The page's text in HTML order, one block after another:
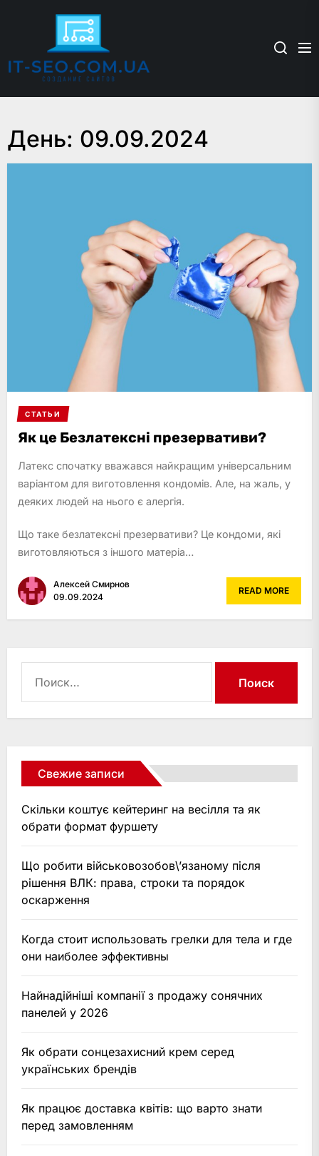
content
День: 09.09.2024
СТАТЬИ
Як це Безлатексні презервативи?
Латекс спочатку вважався найкращим універсальним
варіантом для виготовлення кондомів. Але, на жаль, у
деяких людей на нього є алергія.
Що таке безлатексні презервативи? Це кондоми, які
виготовляються з іншого матеріа…
Алексей Смирнов
09.09.2024
READ MORE
Свежие записи
Скільки коштує кейтеринг на весілля та як
обрати формат фуршету
Що робити військовозобов\’язаному після
рішення ВЛК: права, строки та порядок
оскарження
Когда стоит использовать грелки для тела и где
они наиболее эффективны
Найнадійніші компанії з продажу сонячних
панелей у 2026
Як обрати сонцезахисний крем серед
українських брендів
Як працює доставка квітів: що варто знати
перед замовленням